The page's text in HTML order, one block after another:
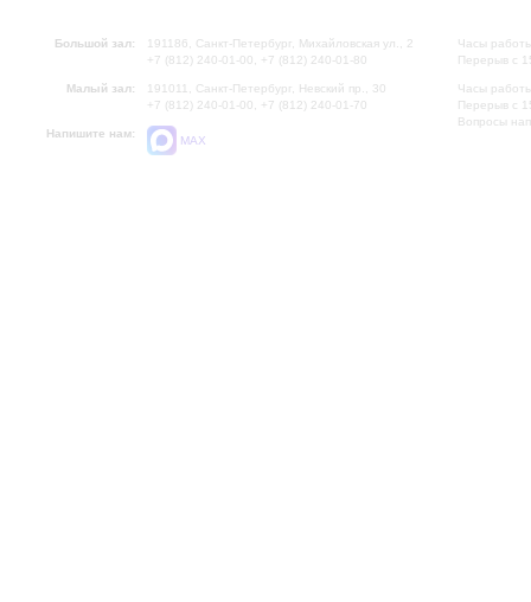
Большой зал:
191186, Санкт-Петербург, Михайловская ул., 2
+7 (812) 240-01-00, +7 (812) 240-01-80
Малый зал:
191011, Санкт-Петербург, Невский пр., 30
+7 (812) 240-01-00, +7 (812) 240-01-70
Напишите нам:
MAX
Часы
Перерыв с
Часы
Перерыв с
Вопросы